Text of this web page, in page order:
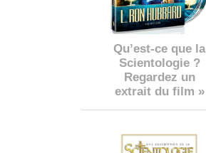
Qu’est-ce que la
Scientologie ?
Regardez un
extrait du film »